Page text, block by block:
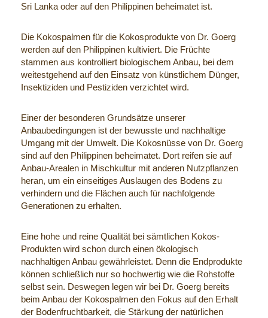
Sri Lanka oder auf den Philippinen beheimatet ist.
Die Kokospalmen für die Kokosprodukte von Dr. Goerg
werden auf den Philippinen kultiviert. Die Früchte
stammen aus kontrolliert biologischem Anbau, bei dem
weitestgehend auf den Einsatz von künstlichem Dünger,
Insektiziden und Pestiziden verzichtet wird.
Einer der besonderen Grundsätze unserer
Anbaubedingungen ist der bewusste und nachhaltige
Umgang mit der Umwelt. Die Kokosnüsse von Dr. Goerg
sind auf den Philippinen beheimatet. Dort reifen sie auf
Anbau-Arealen in Mischkultur mit anderen Nutzpflanzen
heran, um ein einseitiges Auslaugen des Bodens zu
verhindern und die Flächen auch für nachfolgende
Generationen zu erhalten.
Eine hohe und reine Qualität bei sämtlichen Kokos-
Produkten wird schon durch einen ökologisch
nachhaltigen Anbau gewährleistet. Denn die Endprodukte
können schließlich nur so hochwertig wie die Rohstoffe
selbst sein. Deswegen legen wir bei Dr. Goerg bereits
beim Anbau der Kokospalmen den Fokus auf den Erhalt
der Bodenfruchtbarkeit, die Stärkung der natürlichen